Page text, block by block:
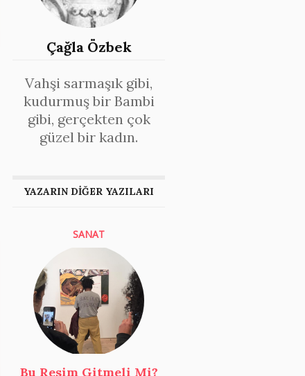
Çağla Özbek
Vahşi sarmaşık gibi,
kudurmuş bir Bambi
gibi, gerçekten çok
güzel bir kadın.
YAZARIN DİĞER YAZILARI
SANAT
Bu Resim Gitmeli Mi?